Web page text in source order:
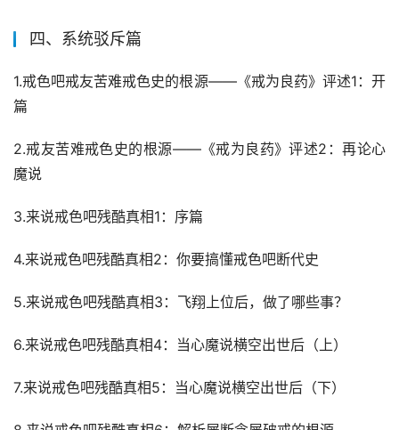
四、系统驳斥篇
1.戒色吧戒友苦难戒色史的根源——《戒为良药》评述1：开
篇
2.戒友苦难戒色史的根源——《戒为良药》评述2：再论心
魔说
3.来说戒色吧残酷真相1：序篇
4.来说戒色吧残酷真相2：你要搞懂戒色吧断代史
5.来说戒色吧残酷真相3：飞翔上位后，做了哪些事？
6.来说戒色吧残酷真相4：当心魔说横空出世后（上）
7.来说戒色吧残酷真相5：当心魔说横空出世后（下）